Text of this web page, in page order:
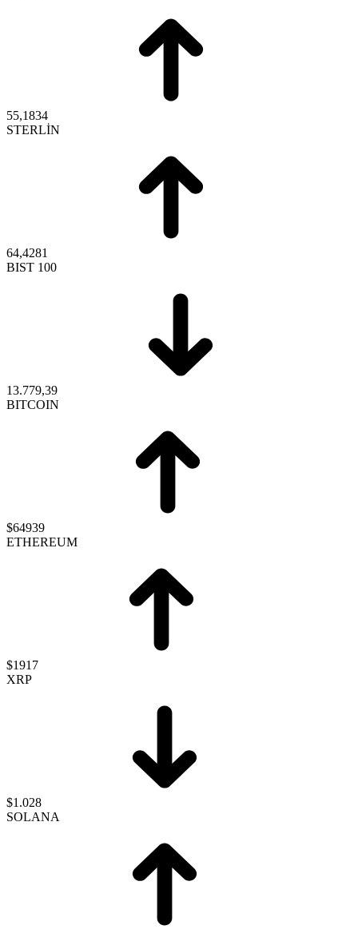
55,1834
STERLİN
64,4281
BIST 100
13.779,39
BITCOIN
$64939
ETHEREUM
$1917
XRP
$1.028
SOLANA